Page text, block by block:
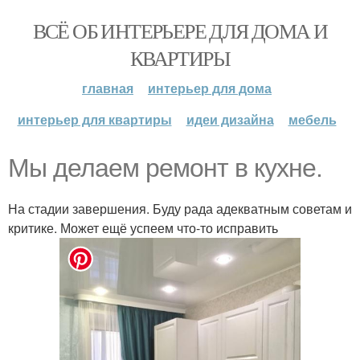
ВСЁ ОБ ИНТЕРЬЕРЕ ДЛЯ ДОМА И
КВАРТИРЫ
главная
интерьер для дома
интерьер для квартиры
идеи дизайна мебель
Мы делаем ремонт в кухне.
На стадии завершения. Буду рада адекватным советам и
критике. Может ещё успеем что-то исправить